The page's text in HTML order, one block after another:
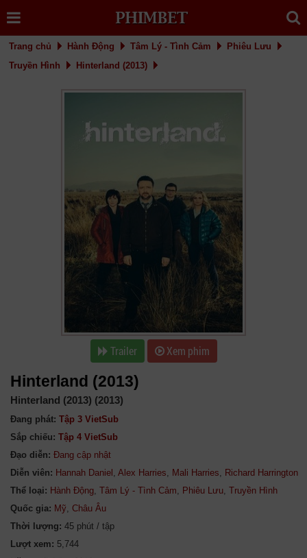
Trang chủ Hành Động Tâm Lý - Tình Cảm
Phiêu Lưu
Truyền Hình
Hinterland (2013)
Trailer Xem phim
Hinterland (2013)
Hinterland (2013) (2013)
Đang phát: Tập 3 VietSub
Sắp chiếu: Tập 4 VietSub
Đạo diễn: Đang cập nhật
Diễn viên: Hannah Daniel , Alex Harries, Mali Harries, Richard Harrington
Thể loại: Hành Động, Tâm Lý - Tình Cảm, Phiêu Lưu, Truyền Hình
Quốc gia: Mỹ, Châu Âu
Thời lượng: 45 phút / tập
Lượt xem: 5,744